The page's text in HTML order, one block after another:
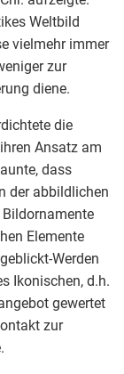
Weltbild
vielmehr immer
zur
diene.
die
Ansatz am
dass
der abbildlichen
Elemente
Werden
Ikonischen, d.h.
gewertet
zur